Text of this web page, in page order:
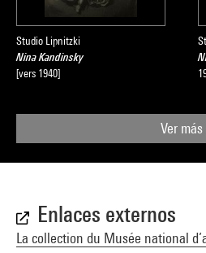
Studio Lipnitzki
Nina Kandinsky
[vers 1940]
Ver más
Enlaces externos
La collection du Musée national